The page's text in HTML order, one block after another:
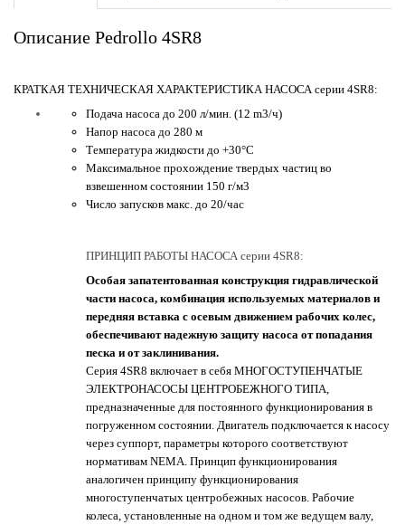
Описание Pedrollo 4SR8
КРАТКАЯ ТЕХНИЧЕСКАЯ ХАРАКТЕРИСТИКА НАСОСА серии 4SR8:
Подача насоса до 200 л/мин. (12 m3/ч)
Напор насоса до 280 м
Температура жидкости до +30°C
Максимальное прохождение твердых частиц во
взвешенном состоянии 150 г/м3
Число запусков макс. до 20/час
ПРИНЦИП РАБОТЫ НАСОСА серии 4SR8:
Особая запатентованная конструкция гидравлической
части насоса, комбинация используемых материалов и
передняя вставка с осевым движением рабочих колес,
обеспечивают надежную защиту насоса от попадания
песка и от заклинивания.
Серия 4SR8 включает в себя МНОГОСТУПЕНЧАТЫЕ
ЭЛЕКТРОНАСОСЫ ЦЕНТРОБЕЖНОГО ТИПА,
предназначенные для постоянного функционирования в
погруженном состоянии. Двигатель подключается к насосу
через суппорт, параметры которого соответствуют
нормативам NEMA. Принцип функционирования
аналогичен принципу функционирования
многоступенчатых центробежных насосов. Рабочие
колеса, установленные на одном и том же ведущем валу,